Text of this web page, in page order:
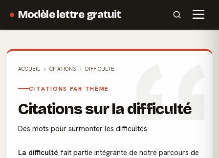
Modèle lettre gratuit
ACCUEIL CITATIONS DIFFICULTÉ
CITATIONS PAR THÈME
Citations sur la difficulté
Des mots pour surmonter les difficultés
La difficulté fait partie intégrante de notre parcours de